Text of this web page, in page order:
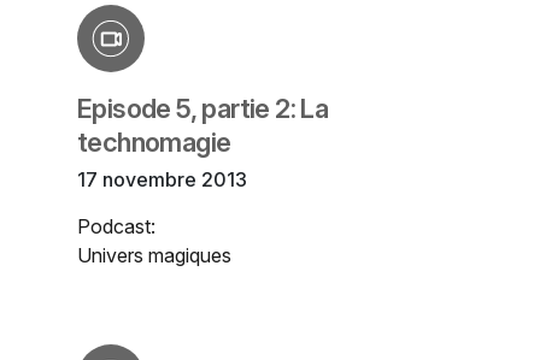
Episode 5, partie 2: La
technomagie
17 novembre 2013
Podcast:
Univers magiques